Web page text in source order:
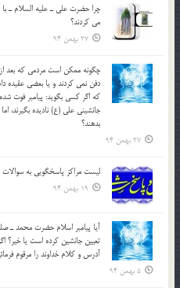
چرا حضرت علي ـ عليه السلام ـ
مي کردند؟
27 بهمن 94
چگونه ممكن است مردمي كه بعد
دفن نمي كردند و یا بعضي عقيده
كه اگر كسي بگويد: پيامبر فوت
جانشيني علي (ع) ناديده بگيرند،
بدهند؟
27 بهمن 94
لیست مراکز پاسخگویی به
19 بهمن 94
آيا پيامبر اسلام حضرت محمد ـ
تعيين جانشين کرده است يا خير؟
آدرس و کلام خداوند را مرقوم
5 بهمن 94